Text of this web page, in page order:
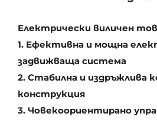
Електрически виличен
1. Ефективна и мощна
задвижваща система
2. Стабилна и издръжлива
конструкция
3. Човекоориентирано